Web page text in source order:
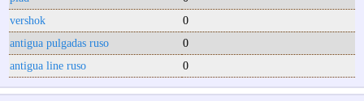
vershok
0
antigua pulgadas ruso
0
antigua line ruso
0